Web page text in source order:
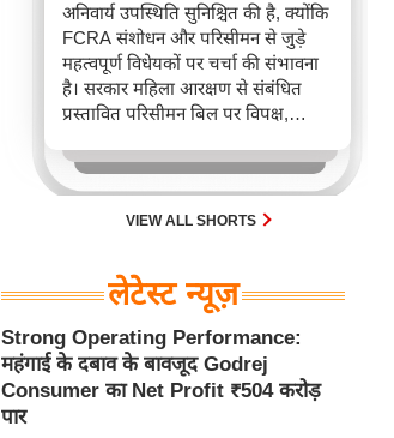
अनिवार्य उपस्थिति सुनिश्चित की है, क्योंकि
FCRA संशोधन और परिसीमन से जुड़े
महत्वपूर्ण विधेयकों पर चर्चा की संभावना
है। सरकार महिला आरक्षण से संबंधित
प्रस्तावित परिसीमन बिल पर विपक्ष,
का समर्थन जुटाने की कोशिश कर रही है,
जिससे आगामी संसदीय सत्र में अहम
राजनीतिक टकराव अपेक्षित है।
VIEW ALL SHORTS
लेटेस्ट न्यूज़
Strong Operating Performance:
महंगाई के दबाव के बावजूद Godrej
Consumer का Net Profit ₹504 करोड़
पार